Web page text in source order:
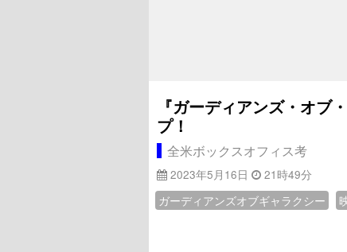
『ガーディアンズ・オブ
プ！
全米ボックスオフィス考
2023年5月16日
21時49分
ガーディアンズオブギャラクシー